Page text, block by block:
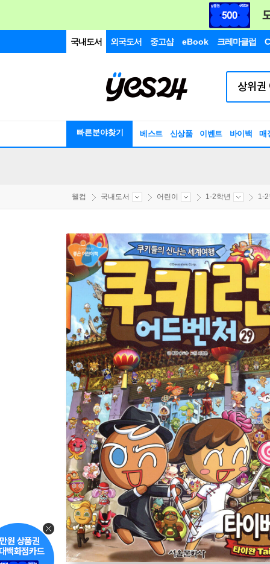
국내도서 외국도서 중고샵 eBook 크레마클럽
빠른분야찾기 베스트 신상품 이벤트 바이백 매
웰컴 국내도서 어린이 1-2학년 1-